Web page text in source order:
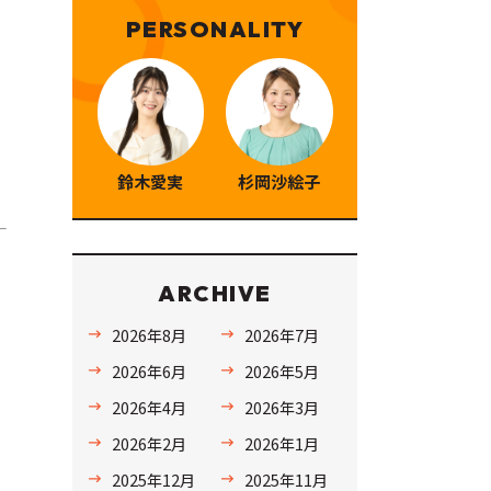
PERSONALITY
鈴木愛実 杉岡沙絵子
ARCHIVE
2026年8月
2026年7月
2026年6月
2026年5月
2026年4月
2026年3月
2026年2月
2026年1月
2025年12月
2025年11月